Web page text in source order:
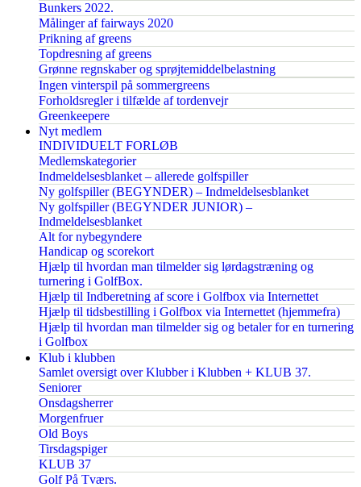
Bunkers 2022.
Målinger af fairways 2020
Prikning af greens
Topdresning af greens
Grønne regnskaber og sprøjtemiddelbelastning
Ingen vinterspil på sommergreens
Forholdsregler i tilfælde af tordenvejr
Greenkeepere
Nyt medlem
INDIVIDUELT FORLØB
Medlemskategorier
Indmeldelsesblanket – allerede golfspiller
Ny golfspiller (BEGYNDER) – Indmeldelsesblanket
Ny golfspiller (BEGYNDER JUNIOR) –
Indmeldelsesblanket
Alt for nybegyndere
Handicap og scorekort
Hjælp til hvordan man tilmelder sig lørdagstræning og
turnering i GolfBox.
Hjælp til Indberetning af score i Golfbox via Internettet
Hjælp til tidsbestilling i Golfbox via Internettet (hjemmefra)
Hjælp til hvordan man tilmelder sig og betaler for en turnering
i Golfbox
Klub i klubben
Samlet oversigt over Klubber i Klubben + KLUB 37.
Seniorer
Onsdagsherrer
Morgenfruer
Old Boys
Tirsdagspiger
KLUB 37
Golf På Tværs.